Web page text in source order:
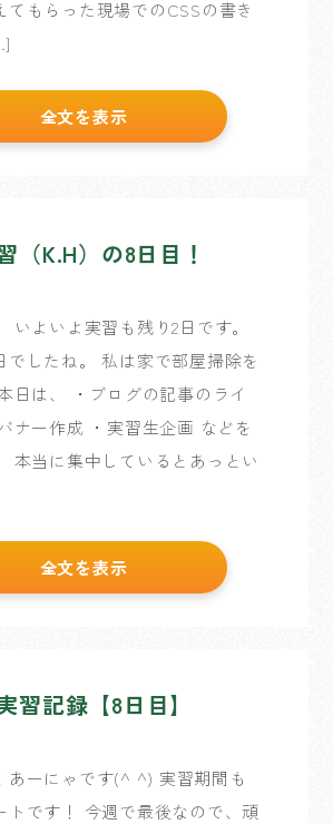
てもらった現場でのCSSの書き
全文を表示
（K.H）の8日目！
いよいよ実習も残り2日です。
でしたね。 私は家で部屋掃除を
日は、 ・ブログの記事のライ
ナー作成 ・実習生企画 などを
本当に集中しているとあっとい
全文を表示
習記録【8日目】
あーにゃです(^ ^) 実習期間も
トです！ 今週で最後なので、頑